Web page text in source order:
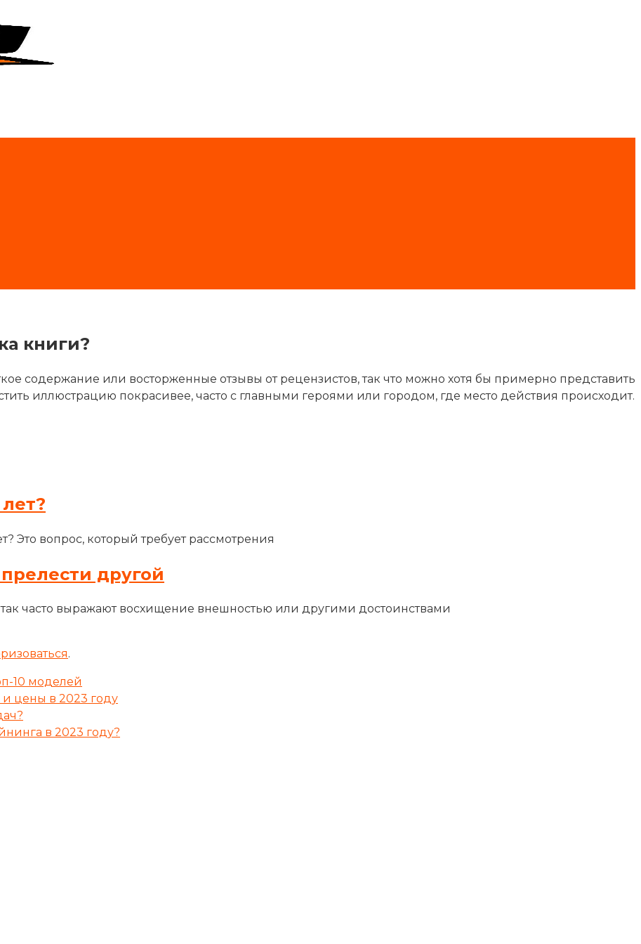
книги?
содержание или восторженные отзывы от рецензистов, так что можно хотя бы примерно представить
иллюстрацию покрасивее, часто с главными героями или городом, где место действия происходит.
Это вопрос, который требует рассмотрения
другой
часто выражают восхищение внешностью или другими достоинствами
.
10 моделей
и цены в 2023 году
в 2023 году?